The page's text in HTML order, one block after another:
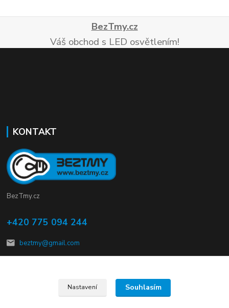
BezTmy.cz
Váš obchod s LED osvětlením!
KONTAKT
BezTmy.cz
+420 775 094 244
beztmy@gmail.com
Nastavení Souhlasím